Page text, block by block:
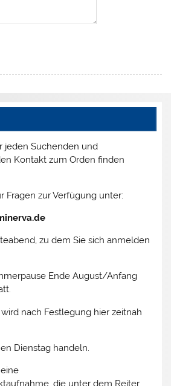
jeden Suchenden und
Kontakt zum Orden finden
Fragen zur Verfügung unter:
zu dem Sie sich anmelden
Ende August/Anfang
nach Festlegung hier zeitnah
Dienstag handeln.
die unter dem Reiter